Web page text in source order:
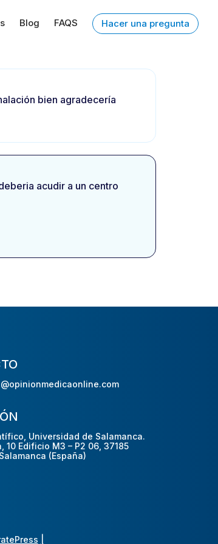
Blog FAQS Hacer una pregunta
bien agradecería
acudir a un centro
Universidad de Salamanca.
10 Edificio M3 – P2 06, 37185
(España)